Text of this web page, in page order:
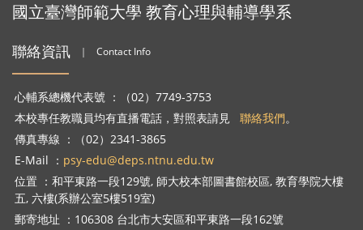
國立臺灣師範大學 教育心理與輔導學系
聯絡資訊 ｜ Contact Info
心輔系總機代表號 ：（02）7749-3753
本校專任教職員均有直播電話，對照表請見 聯絡我們。
傳真專線 ：（02）2341-3865
E-Mail ： psy-edu@deps.ntnu.edu.tw
位置 ：和平東路一段129號, 師大校本部圖書館校區, 教育學院大樓
五, 六樓(系辦公室5樓519室)
郵寄地址 ：106308 台北市大安區和平東路一段162號